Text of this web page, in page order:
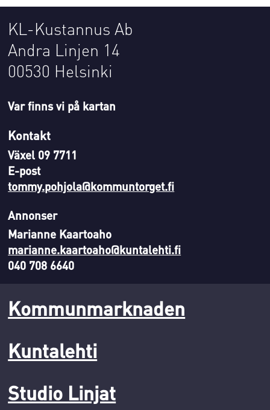
KL-Kustannus Ab
Andra Linjen 14
00530 Helsinki
Var finns vi på kartan
Kontakt
Växel 09 7711
E-post
tommy.pohjola@kommuntorget.fi
Annonser
Marianne Kaartoaho
marianne.kaartoaho@kuntalehti.fi
040 708 6640
Kommunmarknaden
Kuntalehti
Studio Linjat